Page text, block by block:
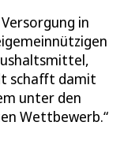
in
schafft damit
unter den
Wettbewerb.“